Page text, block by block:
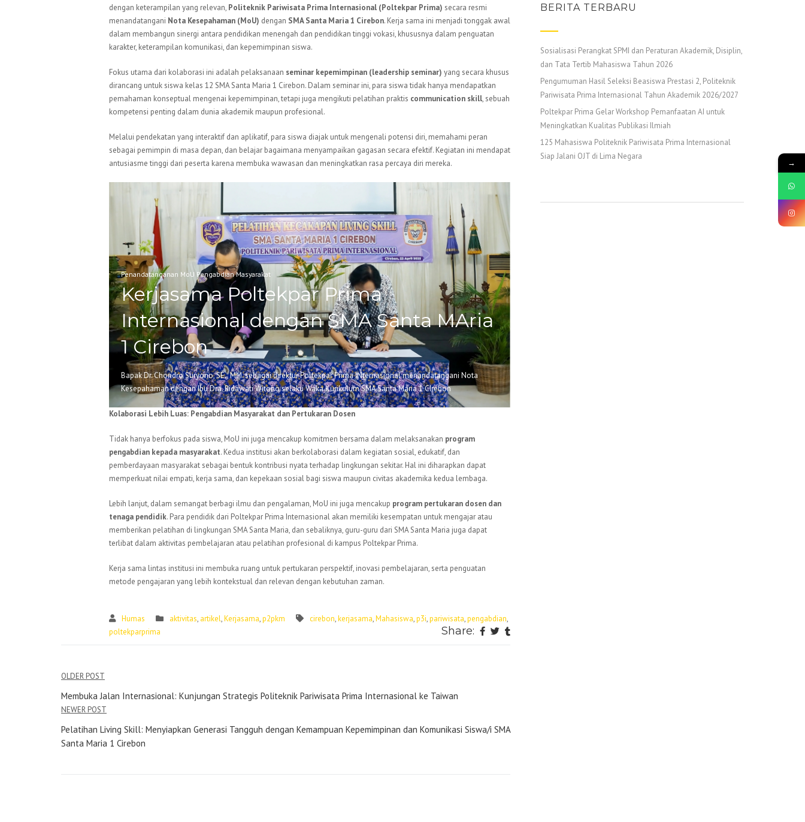
dengan keterampilan yang relevan, Politeknik Pariwisata Prima Internasional (Poltekpar Prima) secara resmi
menandatangani Nota Kesepahaman (MoU) dengan SMA Santa Maria 1 Cirebon. Kerja sama ini menjadi tonggak awal
dalam membangun sinergi antara pendidikan menengah dan pendidikan tinggi vokasi, khususnya dalam penguatan
karakter, keterampilan komunikasi, dan kepemimpinan siswa.
Fokus utama dari kolaborasi ini adalah pelaksanaan seminar kepemimpinan (leadership seminar) yang secara khusus
dirancang untuk siswa kelas 12 SMA Santa Maria 1 Cirebon. Dalam seminar ini, para siswa tidak hanya mendapatkan
pemahaman konseptual mengenai kepemimpinan, tetapi juga mengikuti pelatihan praktis communication skill, sebuah
kompetensi penting dalam dunia akademik maupun profesional.
Melalui pendekatan yang interaktif dan aplikatif, para siswa diajak untuk mengenali potensi diri, memahami peran
sebagai pemimpin di masa depan, dan belajar bagaimana menyampaikan gagasan secara efektif. Kegiatan ini mendapat
antusiasme tinggi dari peserta karena membuka wawasan dan meningkatkan rasa percaya diri mereka.
Penandatanganan MoU Pengabdian Masyarakat
Kerjasama Poltekpar Prima
Internasional dengan SMA Santa MAria
1 Cirebon
Bapak Dr. Chondro Suryono, SE., MM. sebagai direktur Poltekpar Prima INternasional menandatangani Nota
Kesepahaman dengan Ibu Dra. Ridawati Witono selaku Waka Kurikulum SMA Santa Maria 1 CIrebon
Kolaborasi Lebih Luas: Pengabdian Masyarakat dan Pertukaran Dosen
Tidak hanya berfokus pada siswa, MoU ini juga mencakup komitmen bersama dalam melaksanakan program
pengabdian kepada masyarakat. Kedua institusi akan berkolaborasi dalam kegiatan sosial, edukatif, dan
pemberdayaan masyarakat sebagai bentuk kontribusi nyata terhadap lingkungan sekitar. Hal ini diharapkan dapat
memperkuat nilai empati, kerja sama, dan kepekaan sosial bagi siswa maupun civitas akademika kedua lembaga.
Lebih lanjut, dalam semangat berbagi ilmu dan pengalaman, MoU ini juga mencakup program pertukaran dosen dan
tenaga pendidik. Para pendidik dari Poltekpar Prima Internasional akan memiliki kesempatan untuk mengajar atau
memberikan pelatihan di lingkungan SMA Santa Maria, dan sebaliknya, guru-guru dari SMA Santa Maria juga dapat
terlibat dalam aktivitas pembelajaran atau pelatihan profesional di kampus Poltekpar Prima.
Kerja sama lintas institusi ini membuka ruang untuk pertukaran perspektif, inovasi pembelajaran, serta penguatan
metode pengajaran yang lebih kontekstual dan relevan dengan kebutuhan zaman.
Humas aktivitas, artikel,Kerjasama,p2pkm cirebon,kerjasama,Mahasiswa,p3i,pariwisata,pengabdian,
poltekparprima
Share:
OLDER POST
Membuka Jalan Internasional: Kunjungan Strategis Politeknik Pariwisata Prima Internasional ke Taiwan
NEWER POST
Pelatihan Living Skill: Menyiapkan Generasi Tangguh dengan Kemampuan Kepemimpinan dan Komunikasi Siswa/i SMA
Santa Maria 1 Cirebon
BERITA TERBARU
Sosialisasi Perangkat SPMI dan Peraturan Akademik, Disiplin,
dan Tata Tertib Mahasiswa Tahun 2026
Pengumuman Hasil Seleksi Beasiswa Prestasi 2, Politeknik
Pariwisata Prima Internasional Tahun Akademik 2026/2027
Poltekpar Prima Gelar Workshop Pemanfaatan AI untuk
Meningkatkan Kualitas Publikasi Ilmiah
125 Mahasiswa Politeknik Pariwisata Prima Internasional
Siap Jalani OJT di Lima Negara
→